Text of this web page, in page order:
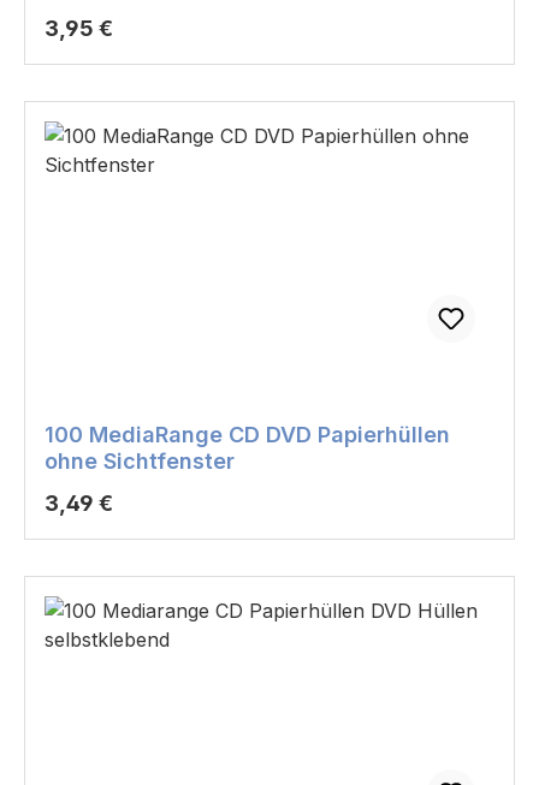
Regulärer Preis:
3,95 €
100 MediaRange CD DVD Papierhüllen
ohne Sichtfenster
Regulärer Preis:
3,49 €